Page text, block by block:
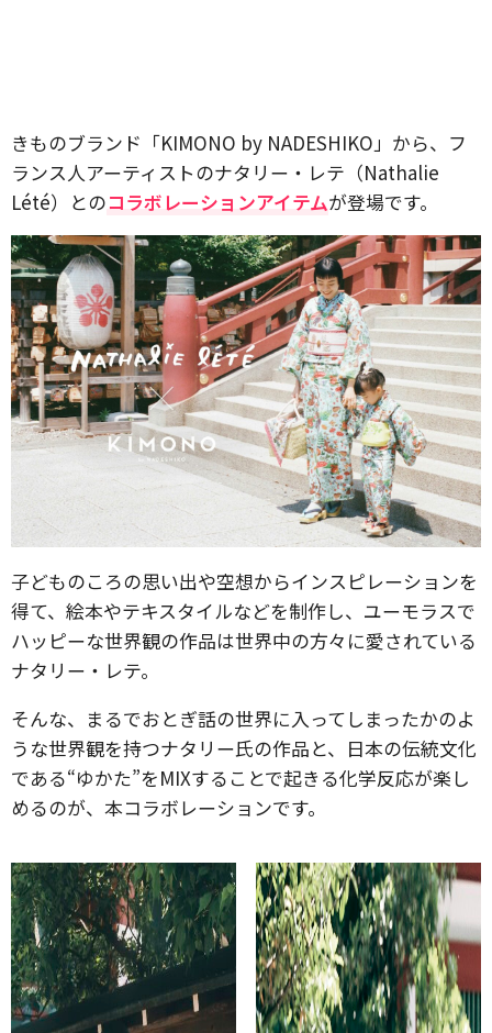
きものブランド「KIMONO by NADESHIKO」から、フ
ランス人アーティストのナタリー・レテ（Nathalie
Lété）とのコラボレーションアイテムが登場です。
子どものころの思い出や空想からインスピレーションを
得て、絵本やテキスタイルなどを制作し、ユーモラスで
ハッピーな世界観の作品は世界中の方々に愛されている
ナタリー・レテ。
そんな、まるでおとぎ話の世界に入ってしまったかのよ
うな世界観を持つナタリー氏の作品と、日本の伝統文化
である“ゆかた”をMIXすることで起きる化学反応が楽し
めるのが、本コラボレーションです。